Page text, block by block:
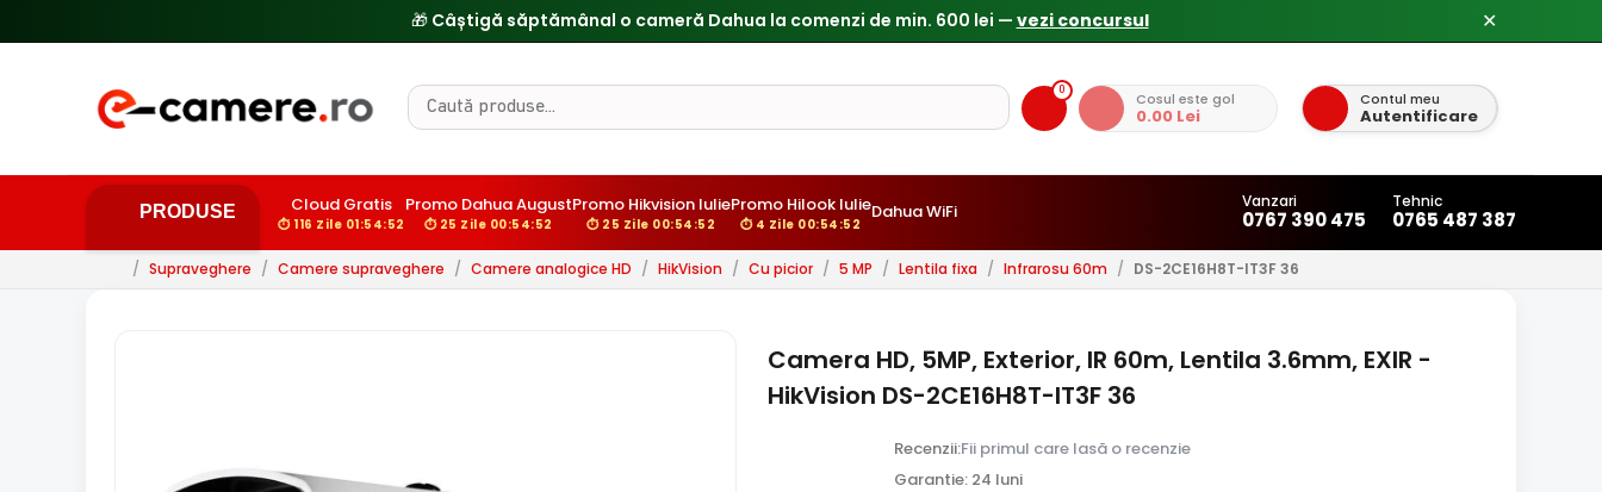
🔥Reduceri de pana la 25% doar in luna iulie → Vezi ofertele
✕
0 Cosul este gol
0.00 Lei
Contul meu
Autentificare
PRODUSE Cloud Gratis
⏱ 116 Zile 01:54:50
Promo Dahua August
⏱ 25 Zile 00:54:50
Promo Hikvision Iulie
⏱ 25 Zile 00:54:50
Promo Hilook Iulie
⏱ 4 Zile 00:54:50
Dahua WiFi Vanzari
0767 390 475
Tehnic
0765 487 387
/ Supraveghere / Camere supraveghere / Camere analogice HD / HikVision / Cu picior / 5 MP / Lentila fixa / Infrarosu 60m / DS-2CE16H8T-IT3F 36
Camera HD, 5MP, Exterior, IR 60m, Lentila 3.6mm, EXIR -
HikVision DS-2CE16H8T-IT3F 36
Recenzii:Fii primul care lasă o recenzie
Garantie: 24 luni